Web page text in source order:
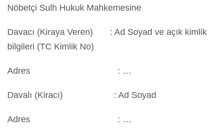
Nöbetçi Sulh Hukuk Mahkemesine
Davacı (Kiraya Veren) : Ad Soyad ve açık kimlik
bilgileri (TC Kimlik No)
Adres : …
Davalı (Kiracı) : Ad Soyad
Adres : …